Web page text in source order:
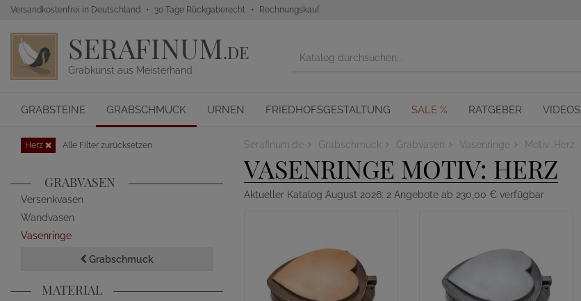
Versandkostenfrei in Deutschland 30 Tage Rückgaberecht Rechnungskauf
SERAFINUM.DE
Grabkunst aus Meisterhand
GRABSTEINE GRABSCHMUCK URNEN FRIEDHOFSGESTALTUNG SALE % RATGEBER VIDEOS
Serafinum.de Grabschmuck Grabvasen Vasenringe Motiv: Herz
VASENRINGE MOTIV: HERZ
Aktueller Katalog August 2026: 2 Angebote ab 230,00 € verfügbar
Herz Alle Filter zurücksetzen
GRABVASEN
Versenkvasen
Wandvasen
Vasenringe
Grabschmuck
MATERIAL